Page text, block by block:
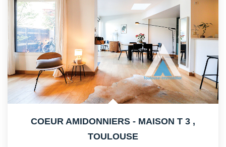
CONTACT
COEUR AMIDONNIERS - MAISON T 3 ,
TOULOUSE